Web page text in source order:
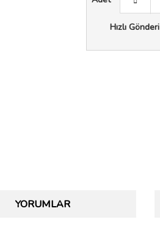
Hızlı Gönderi
YORUMLAR